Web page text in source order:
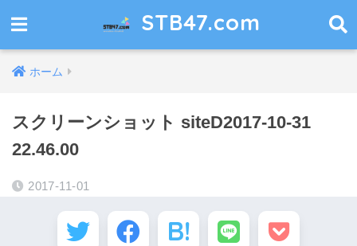
STB47.com
ホーム
スクリーンショット siteD2017-10-31
22.46.00
2017-11-01